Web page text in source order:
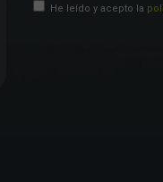
He leído y acepto la